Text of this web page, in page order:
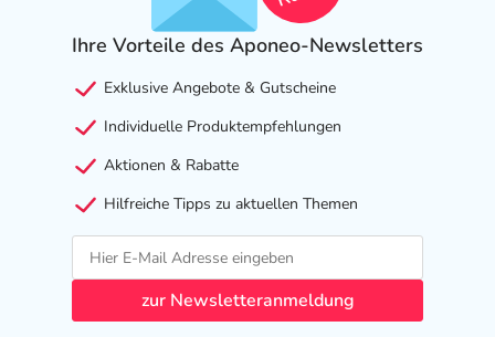
Ihre Vorteile des Aponeo-Newsletters
Exklusive Angebote & Gutscheine
Individuelle Produktempfehlungen
Aktionen & Rabatte
Hilfreiche Tipps zu aktuellen Themen
zur Newsletteranmeldung